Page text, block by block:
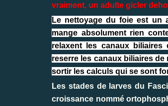
vraiment, un adulte gicler
Le nettoyage du foie est un
mange absolument rien
relaxent les canaux
reserre les canaux biliaires
sortir les calculs qui se sont
Les stades de larves du
croissance nommé